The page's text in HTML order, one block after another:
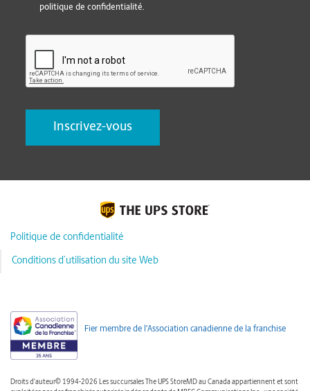
politique de confidentialité.
Politique de confidentialité
Conditions d’utilisation du site Web
Fier membre de l'Association canadienne de la franchise
Droits d'auteur© 1994-2026 Les succursales The UPS StoreMD au Canada appartiennent et sont